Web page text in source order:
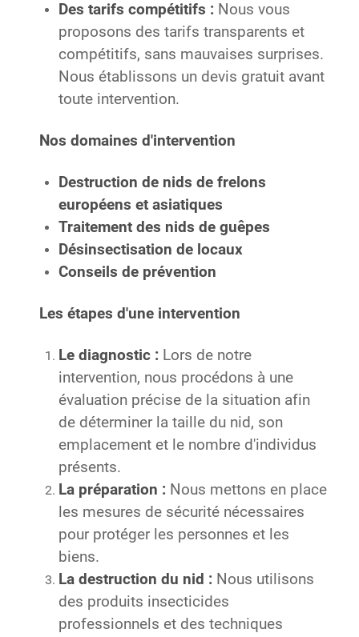
Des tarifs compétitifs : Nous vous
proposons des tarifs transparents et
compétitifs, sans mauvaises surprises.
Nous établissons un devis gratuit avant
toute intervention.
Nos domaines d'intervention
Destruction de nids de frelons
européens et asiatiques
Traitement des nids de guêpes
Désinsectisation de locaux
Conseils de prévention
Les étapes d'une intervention
Le diagnostic : Lors de notre
intervention, nous procédons à une
évaluation précise de la situation afin
de déterminer la taille du nid, son
emplacement et le nombre d'individus
présents.
La préparation : Nous mettons en place
les mesures de sécurité nécessaires
pour protéger les personnes et les
biens.
La destruction du nid : Nous utilisons
des produits insecticides
professionnels et des techniques